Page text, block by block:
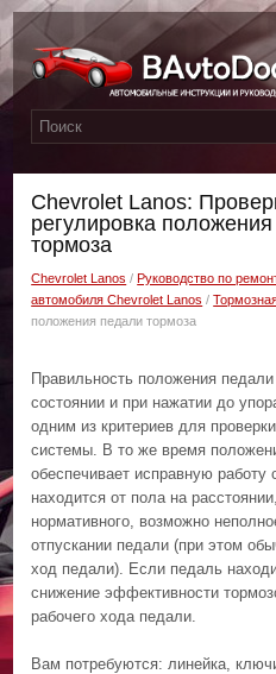
Chevrolet Lanos:
регулировка
тормоза
Chevrolet Lanos /Руководство по
автомобиля Chevrolet Lanos /
положения педали тормоза
Правильность положения
состоянии и при нажатии до
одним из критериев для
системы. В то же время
обеспечивает исправную
находится от пола на
нормативного, возможно
отпускании педали (при этом
ход педали). Если педаль
снижение эффективности
рабочего хода педали.
Вам потребуются: линейка,